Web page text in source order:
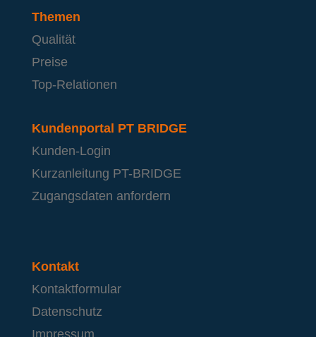
Themen
Qualität
Preise
Top-Relationen
Kundenportal PT BRIDGE
Kunden-Login
Kurzanleitung PT-BRIDGE
Zugangsdaten anfordern
Kontakt
Kontaktformular
Datenschutz
Impressum